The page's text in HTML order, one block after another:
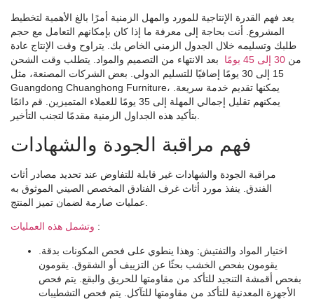
يعد فهم القدرة الإنتاجية للمورد والمهل الزمنية أمرًا بالغ الأهمية لتخطيط
المشروع. أنت بحاجة إلى معرفة ما إذا كان بإمكانهم التعامل مع حجم
طلبك وتسليمه خلال الجدول الزمني الخاص بك. يتراوح وقت الإنتاج عادة
من 30 إلى 45 يومًا
بعد الانتهاء من التصميم والمواد. يتطلب وقت الشحن
15 إلى 30 يومًا إضافيًا للتسليم الدولي. بعض الشركات المصنعة، مثل
Guangdong Chuanghong Furniture، يمكنها تقديم خدمة سريعة.
يمكنهم تقليل إجمالي المهلة إلى 35 يومًا للعملاء المتميزين. قم دائمًا
بتأكيد هذه الجداول الزمنية مقدمًا لتجنب التأخير.
فهم مراقبة الجودة والشهادات
مراقبة الجودة والشهادات غير قابلة للتفاوض عند تحديد مصادر أثاث
الفندق. ينفذ مورد أثاث غرف الفنادق المخصص الصيني الموثوق به
:
اختيار المواد والتفتيش: وهذا ينطوي على فحص المكونات بدقة.
يقومون بفحص الخشب بحثًا عن التزييف أو الشقوق. يقومون
بفحص أقمشة التنجيد للتأكد من مقاومتها للحريق والبقع. يتم فحص
الأجهزة المعدنية للتأكد من مقاومتها للتآكل. يتم فحص التشطيبات